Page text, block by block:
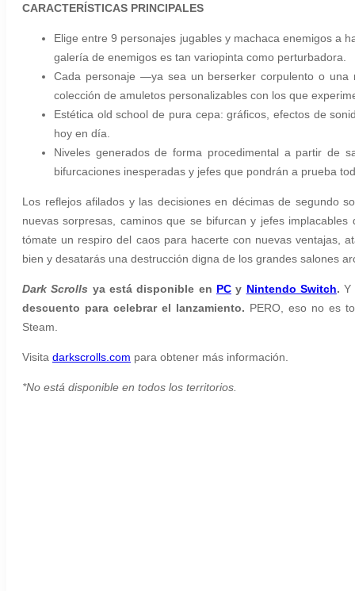
CARACTERÍSTICAS PRINCIPALES
Elige entre 9 personajes jugables y machaca enemigos a
galería de enemigos es tan variopinta como perturbadora.
Cada personaje —ya sea un berserker corpulento o
colección de amuletos personalizables con los que
Estética old school de pura cepa: gráficos, efectos de
hoy en día.
Niveles generados de forma procedimental a partir de
bifurcaciones inesperadas y jefes que pondrán a prueba
Los reflejos afilados y las decisiones en décimas de segundo
nuevas sorpresas, caminos que se bifurcan y jefes
tómate un respiro del caos para hacerte con nuevas ventajas,
bien y desatarás una destrucción digna de los grandes salones
Dark Scrolls ya está disponible en PCy Nintendo Switch. Y
descuento para celebrar el lanzamiento. PERO, eso no es
Steam
Visita darkscrolls.com para obtener más información.
*No está disponible en todos los territorios.